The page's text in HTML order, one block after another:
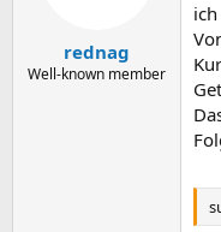
rednag
Well-known member